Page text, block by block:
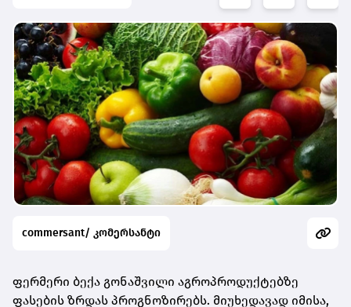
commersant/ კომერსანტი
ფერმერი ბექა გონაშვილი აგროპროდუქტებზე
ფასების ზრდას პროგნოზირებს. მიუხედავად იმისა,